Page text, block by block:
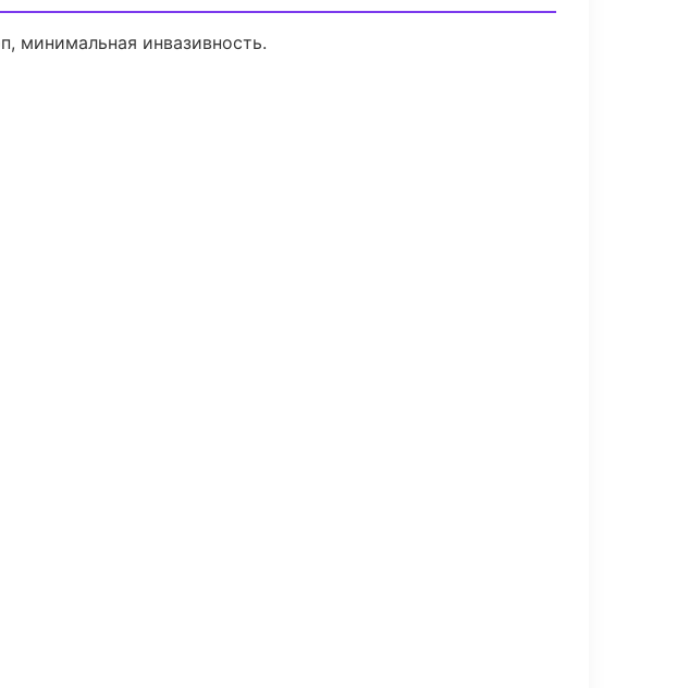
минимальная инвазивность.